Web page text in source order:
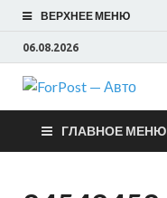
ВЕРХНЕЕ МЕНЮ
06.08.2026
ГЛАВНОЕ МЕНЮ